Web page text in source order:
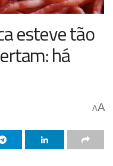
esteve tão
há
AA